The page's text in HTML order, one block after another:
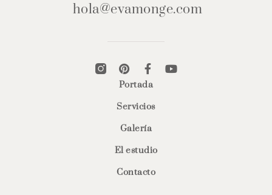
hola@evamonge.com
Portada
Servicios
Galería
El estudio
Contacto